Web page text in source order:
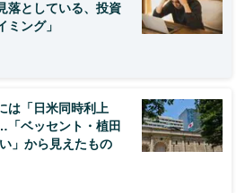
落としている、投資
ミング」
は「日米同時利上
ベッセント・植田
」から見えたもの